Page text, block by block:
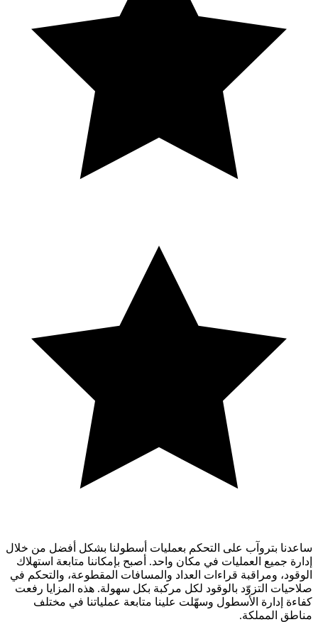
ساعدنا بتروآب على التحكم بعمليات أسطولنا بشكل أفضل من خلال
إدارة جميع العمليات في مكان واحد. أصبح بإمكاننا متابعة استهلاك
الوقود، ومراقبة قراءات العداد والمسافات المقطوعة، والتحكم في
صلاحيات التزوّد بالوقود لكل مركبة بكل سهولة. هذه المزايا رفعت
كفاءة إدارة الأسطول وسهّلت علينا متابعة عملياتنا في مختلف
مناطق المملكة.